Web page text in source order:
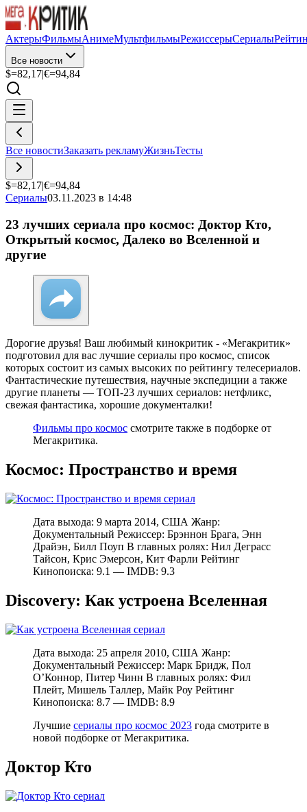
АктерыФильмыАнимеМультфильмыРежиссерыСериалы
Все новости
$=82,17|€=94,84
Все новостиЗаказать рекламуЖизньТесты
$=82,17|€=94,84
Сериалы03.11.2023 в 14:48
23 лучших сериала про космос: Доктор Кто,
Открытый космос, Далеко во Вселенной и
другие
Дорогие друзья! Ваш любимый кинокритик - «Мегакритик»
подготовил для вас лучшие сериалы про космос, список
которых состоит из самых высоких по рейтингу телесериалов.
Фантастические путешествия, научные экспедиции а также
другие планеты — ТОП-23 лучших сериалов: нетфликс,
свежая фантастика, хорошие документалки!
Фильмы про космос смотрите также в подборке от
Мегакритика.
Космос: Пространство и время
Дата выхода: 9 марта 2014, США Жанр:
Документальный Режиссер: Брэннон Брага, Энн
Драйэн, Билл Поуп В главных ролях: Нил Деграсс
Тайсон, Крис Эмерсон, Кит Фарли Рейтинг
Кинопоиска: 9.1 — IMDB: 9.3
Discovery: Как устроена Вселенная
Дата выхода: 25 апреля 2010, США Жанр:
Документальный Режиссер: Марк Бридж, Пол
О’Коннор, Питер Чинн В главных ролях: Фил
Плейт, Мишель Таллер, Майк Роу Рейтинг
Кинопоиска: 8.7 — IMDB: 8.9
Лучшие сериалы про космос 2023 года смотрите в
новой подборке от Мегакритика.
Доктор Кто